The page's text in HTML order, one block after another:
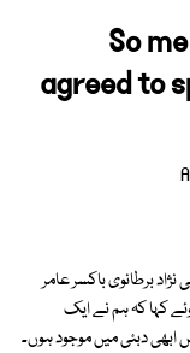
So
agreed to
برطانوی باکسر عامر
کہا کہ ہم نے ایک
دبئی میں موجود ہوں۔